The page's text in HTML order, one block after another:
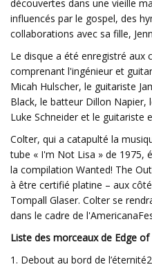
découvertes dans une vieille
influencés par le gospel, des
collaborations avec sa fille,
Le disque a été enregistré aux
comprenant l'ingénieur et
Micah Hulscher, le guitariste
Black, le batteur Dillon
Luke Schneider et le guitariste
Colter, qui a catapulté la
tube « I'm Not Lisa » de 1975,
la compilation Wanted! The
à être certifié platine – aux
Tompall Glaser. Colter se
dans le cadre de
Liste des morceaux de Edge of
1. Debout au bord de